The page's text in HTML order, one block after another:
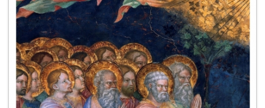
+
COLLANE
+
RIVISTE
+
CEI
AUTORI VARI